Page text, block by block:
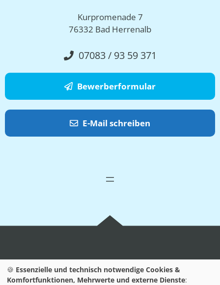
Kurpromenade 7
76332 Bad Herrenalb
07083 / 93 59 371
Bewerberformular
E-Mail schreiben
Technologieregion Karlsruhe und in ganz Baden-
🍪 Essenzielle und technisch notwendige Cookies &
Komfortfunktionen, Mehrwerte und externe Dienste: